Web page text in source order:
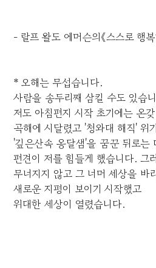
- 랄프 왈도 에머슨의《스스로 행
* 오해는 무섭습니다.
사람을 송두리째 삼킬 수도 있습
저도 아침편지 시작 초기에는 온
곡해에 시달렸고 '청와대 해직' 위
'깊은산속 옹달샘'을 꿈꾼 뒤로는
편견이 저를 힘들게 했습니다. 그
무너지지 않고 그 너머 세상을 바
새로운 지평이 보이기 시작했고
위대한 세상이 열렸습니다.